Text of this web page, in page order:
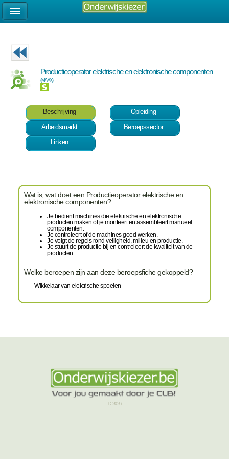
Productieoperator elektrische en elektronische componenten
(M/V/X)
Beschrijving
Opleiding
Arbeidsmarkt
Beroepssector
Linken
Wat is, wat doet een Productieoperator elektrische en
elektronische componenten?
Je bedient machines die elektrische en elektronische
producten maken of je monteert en assembleert manueel
componenten.
Je controleert of de machines goed werken.
Je volgt de regels rond veiligheid, milieu en productie.
Je stuurt de productie bij en controleert de kwaliteit van de
producten.
Welke beroepen zijn aan deze beroepsfiche gekoppeld?
Wikkelaar van elektrische spoelen
© 2026